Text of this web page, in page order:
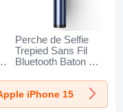
Perche de Selfie
Trepied Sans Fil
Bluetooth Baton de
Poche Universel
T31 pour Apple
iPhone 15 Bleu
iPhone 15